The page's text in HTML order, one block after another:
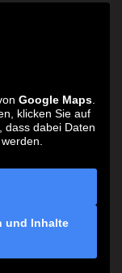
Google Maps
klicken Sie auf
dass dabei Daten
und Inhalte